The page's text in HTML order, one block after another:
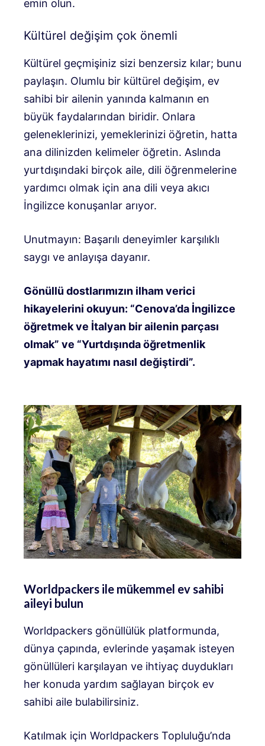
emin olun.
Kültürel değişim çok önemli
Kültürel geçmişiniz sizi benzersiz kılar; bunu
paylaşın. Olumlu bir kültürel değişim, ev
sahibi bir ailenin yanında kalmanın en
büyük faydalarından biridir. Onlara
geleneklerinizi, yemeklerinizi öğretin, hatta
ana dilinizden kelimeler öğretin. Aslında
yurtdışındaki birçok aile, dili öğrenmelerine
yardımcı olmak için ana dili veya akıcı
İngilizce konuşanlar arıyor.
Unutmayın: Başarılı deneyimler karşılıklı
saygı ve anlayışa dayanır.
Gönüllü dostlarımızın ilham verici
hikayelerini okuyun: “Cenova’da İngilizce
öğretmek ve İtalyan bir ailenin parçası
olmak” ve “Yurtdışında öğretmenlik
yapmak hayatımı nasıl değiştirdi”.
Worldpackers ile mükemmel ev sahibi
aileyi bulun
Worldpackers gönüllülük platformunda,
dünya çapında, evlerinde yaşamak isteyen
gönüllüleri karşılayan ve ihtiyaç duydukları
her konuda yardım sağlayan birçok ev
sahibi aile bulabilirsiniz.
Katılmak için Worldpackers Topluluğu’nda